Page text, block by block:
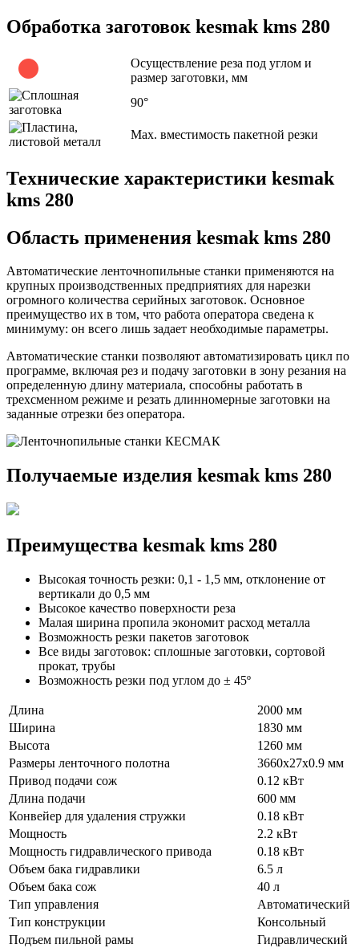
Обработка заготовок kesmak kms 280
Осуществление реза под углом и
размер заготовки, мм
90°
Max. вместимость пакетной резки
Технические характеристики kesmak
kms 280
Область применения kesmak kms 280
Автоматические ленточнопильные станки применяются на
крупных производственных предприятиях для нарезки
огромного количества серийных заготовок. Основное
преимущество их в том, что работа оператора сведена к
минимуму: он всего лишь задает необходимые параметры.
Автоматические станки позволяют автоматизировать цикл по
программе, включая рез и подачу заготовки в зону резания на
определенную длину материала, способны работать в
трехсменном режиме и резать длинномерные заготовки на
заданные отрезки без оператора.
Получаемые изделия kesmak kms 280
Преимущества kesmak kms 280
Высокая точность резки: 0,1 - 1,5 мм, отклонение от
вертикали до 0,5 мм
Высокое качество поверхности реза
Малая ширина пропила экономит расход металла
Возможность резки пакетов заготовок
Все виды заготовок: сплошные заготовки, сортовой
прокат, трубы
Возможность резки под углом до ± 45º
Длина
2000 мм
Ширина
1830 мм
Высота
1260 мм
Размеры ленточного полотна
3660х27х0.9 мм
Привод подачи сож
0.12 кВт
Длина подачи
600 мм
Конвейер для удаления стружки
0.18 кВт
Мощность
2.2 кВт
Мощность гидравлического привода
0.18 кВт
Объем бака гидравлики
6.5 л
Объем бака сож
40 л
Тип управления
Автоматический
Тип конструкции
Консольный
Подъем пильной рамы
Гидравлический